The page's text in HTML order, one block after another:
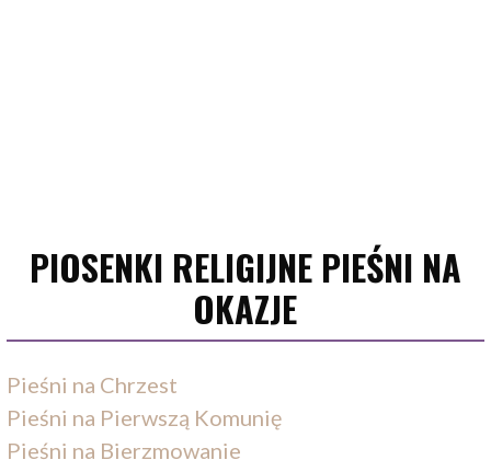
PIOSENKI RELIGIJNE PIEŚNI NA
OKAZJE
Pieśni na Chrzest
Pieśni na Pierwszą Komunię
Pieśni na Bierzmowanie